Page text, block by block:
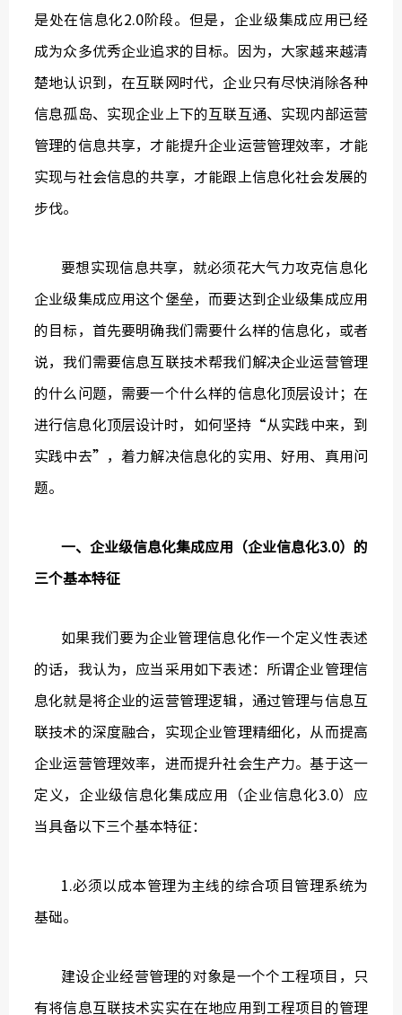
是处在信息化2.0阶段。但是，企业级集成应用已经
成为众多优秀企业追求的目标。因为，大家越来越清
楚地认识到，在互联网时代，企业只有尽快消除各种
信息孤岛、实现企业上下的互联互通、实现内部运营
管理的信息共享，才能提升企业运营管理效率，才能
实现与社会信息的共享，才能跟上信息化社会发展的
步伐。
要想实现信息共享，就必须花大气力攻克信息化
企业级集成应用这个堡垒，而要达到企业级集成应用
的目标，首先要明确我们需要什么样的信息化，或者
说，我们需要信息互联技术帮我们解决企业运营管理
的什么问题，需要一个什么样的信息化顶层设计；在
进行信息化顶层设计时，如何坚持“从实践中来，到
实践中去”，着力解决信息化的实用、好用、真用问
题。
一、企业级信息化集成应用（企业信息化3.0）的
三个基本特征
如果我们要为企业管理信息化作一个定义性表述
的话，我认为，应当采用如下表述：所谓企业管理信
息化就是将企业的运营管理逻辑，通过管理与信息互
联技术的深度融合，实现企业管理精细化，从而提高
企业运营管理效率，进而提升社会生产力。基于这一
定义，企业级信息化集成应用（企业信息化3.0）应
当具备以下三个基本特征：
1.必须以成本管理为主线的综合项目管理系统为
基础。
建设企业经营管理的对象是一个个工程项目，只
有将信息互联技术实实在在地应用到工程项目的管理